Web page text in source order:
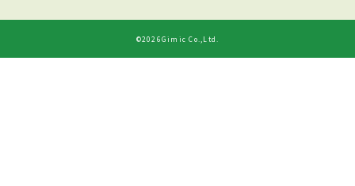
©2026Gimic Co.,Ltd.